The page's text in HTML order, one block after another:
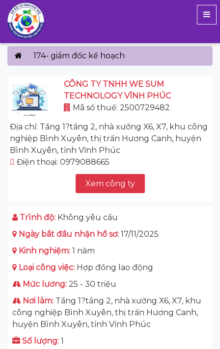
174- giám đốc kế hoạch
CÔNG TY TNHH WE SUM
TECHNOLOGY VĨNH PHÚC
Mã số thuế: 2500729482
Địa chỉ: Tầng 1?tầng 2, nhà xưởng X6, X7, khu công
nghiệp Bình Xuyên, thị trấn Hương Canh, huyện
Bình Xuyên, tỉnh Vĩnh Phúc
Điện thoại: 0979088665
Xem công ty
Trình độ: Không yêu cầu
Ngày bắt đầu nhận hồ sơ: 17/11/2025
Kinh nghiệm: 1 năm
Loại công việc: Hợp đồng lao động
Mức lương: 25 - 30 triệu
Nơi làm: Tầng 1?tầng 2, nhà xưởng X6, X7, khu
công nghiệp Bình Xuyên, thị trấn Hương Canh,
huyện Bình Xuyên, tỉnh Vĩnh Phúc
Số lượng: 1